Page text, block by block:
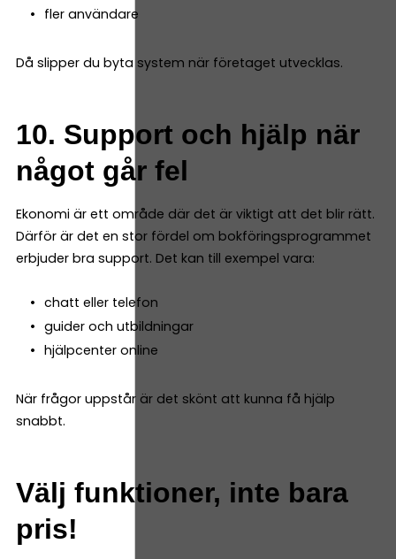
fler användare
Då slipper du byta system när företaget utvecklas.
10. Support och hjälp när
något går fel
Ekonomi är ett område där det är viktigt att det blir rätt.
Därför är det en stor fördel om bokföringsprogrammet
erbjuder bra support. Det kan till exempel vara:
chatt eller telefon
guider och utbildningar
hjälpcenter online
När frågor uppstår är det skönt att kunna få hjälp
snabbt.
Välj funktioner, inte bara
pris!